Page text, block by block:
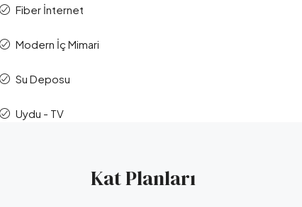
Fiber İnternet
Modern İç Mimari
Su Deposu
Uydu - TV
Kat Planları